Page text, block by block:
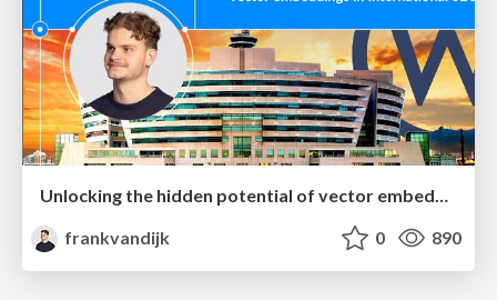
Unlocking the hidden potential of vector embeddings in international SEO
frankvandijk
0 890